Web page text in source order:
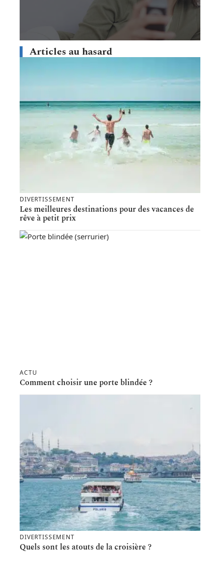
Articles au hasard
DIVERTISSEMENT
Les meilleures destinations pour des vacances de
rêve à petit prix
ACTU
Comment choisir une porte blindée ?
DIVERTISSEMENT
Quels sont les atouts de la croisière ?